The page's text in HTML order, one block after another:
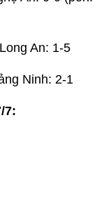
An: 1-5
Ninh: 2-1
7: